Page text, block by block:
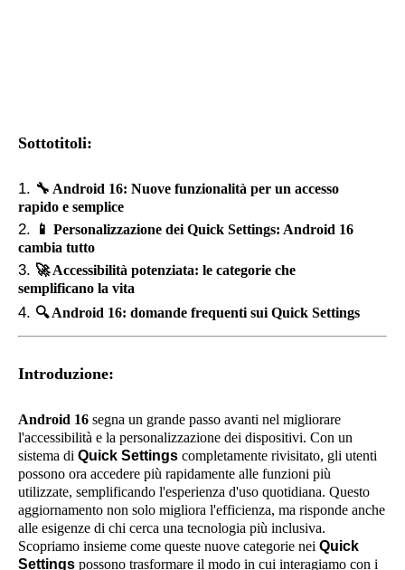
Sottotitoli:
🔧 Android 16: Nuove funzionalità per un accesso
rapido e semplice
📱 Personalizzazione dei Quick Settings: Android 16
cambia tutto
🚀Accessibilità potenziata: le categorie che
semplificano la vita
🔍Android 16: domande frequenti sui Quick Settings
Introduzione:
Android 16 segna un grande passo avanti nel migliorare
l'accessibilità e la personalizzazione dei dispositivi. Con un
sistema di Quick Settings completamente rivisitato, gli utenti
possono ora accedere più rapidamente alle funzioni più
utilizzate, semplificando l'esperienza d'uso quotidiana. Questo
aggiornamento non solo migliora l'efficienza, ma risponde anche
alle esigenze di chi cerca una tecnologia più inclusiva.
Scopriamo insieme come queste nuove categorie nei Quick
Settings possono trasformare il modo in cui interagiamo con i